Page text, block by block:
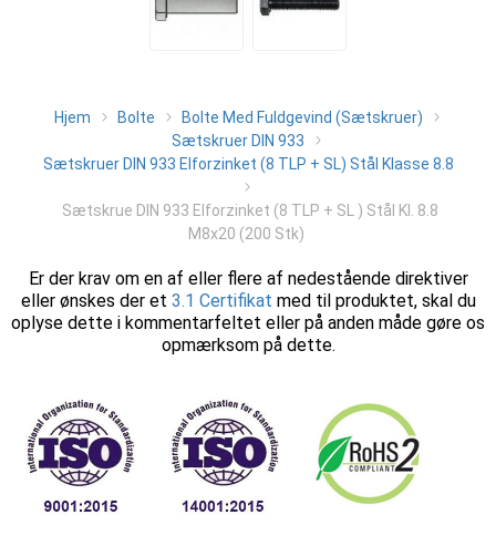
Hjem Bolte
Bolte Med Fuldgevind (Sætskruer)
Sætskruer DIN 933
Sætskruer DIN 933 Elforzinket (8 TLP + SL) Stål Klasse 8.8
Sætskrue DIN 933 Elforzinket (8 TLP + SL ) Stål Kl. 8.8
M8x20 (200 Stk)
Er der krav om en af eller flere af nedestående direktiver
eller ønskes der et 3.1 Certifikat med til produktet, skal du
oplyse dette i kommentarfeltet eller på anden måde gøre os
opmærksom på dette.